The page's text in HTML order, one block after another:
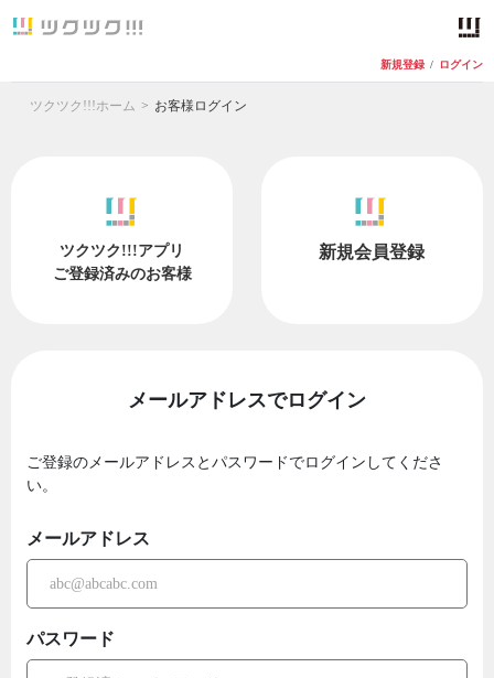
新規登録 / ログイン
ツクツク!!!ホーム お客様ログイン
ツクツク!!!アプリ
ご登録済みのお客様
新規会員登録
メールアドレスでログイン
ご登録のメールアドレスとパスワードでログインしてくださ
い。
メールアドレス
パスワード